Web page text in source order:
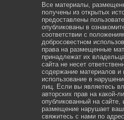
Все материалы,
получены из открытых
предоставлены
опубликованы в
соответствии с
добросовестном
права на размещенные
принадлежат их
сайта не несет
содержание материалов и
использование в
лиц. Если вы являетесь
авторских прав на какой-
опубликованный на сайте,
размещение нарушает
свяжитесь с нами по